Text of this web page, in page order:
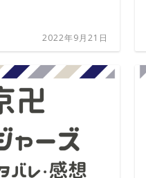
2022年9月21日